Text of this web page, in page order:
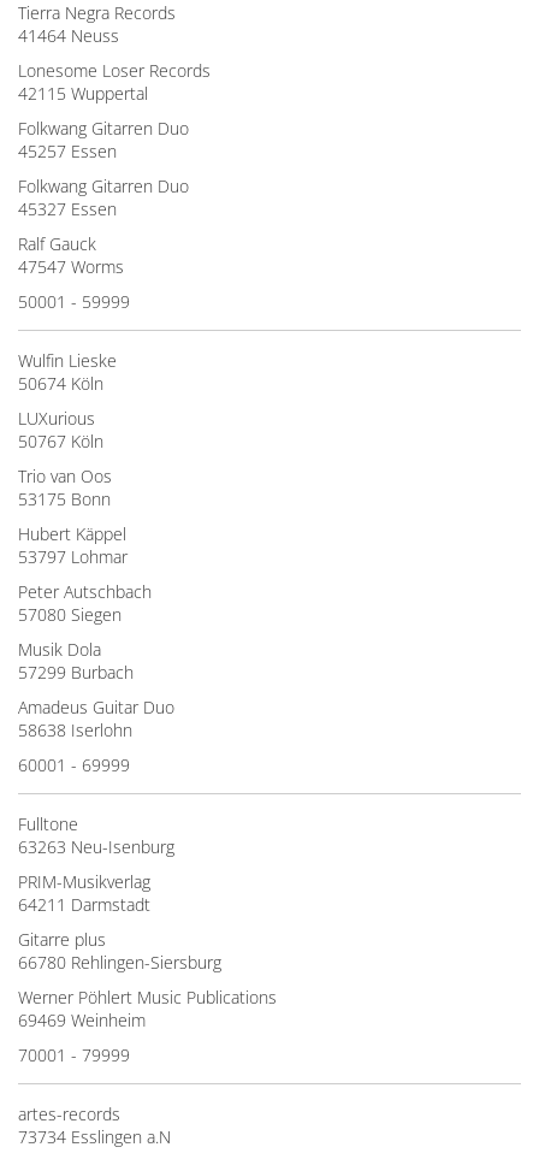
Tierra Negra Records
41464 Neuss
Lonesome Loser Records
42115 Wuppertal
Folkwang Gitarren Duo
45257 Essen
Folkwang Gitarren Duo
45327 Essen
Ralf Gauck
47547 Worms
50001 - 59999
Wulfin Lieske
50674 Köln
LUXurious
50767 Köln
Trio van Oos
53175 Bonn
Hubert Käppel
53797 Lohmar
Peter Autschbach
57080 Siegen
Musik Dola
57299 Burbach
Amadeus Guitar Duo
58638 Iserlohn
60001 - 69999
Fulltone
63263 Neu-Isenburg
PRIM-Musikverlag
64211 Darmstadt
Gitarre plus
66780 Rehlingen-Siersburg
Werner Pöhlert Music Publications
69469 Weinheim
70001 - 79999
artes-records
73734 Esslingen a.N